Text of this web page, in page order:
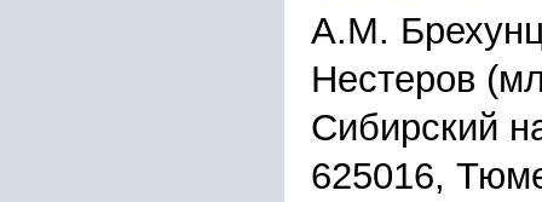
А.М.
Нестеров
Сибирский
625016,